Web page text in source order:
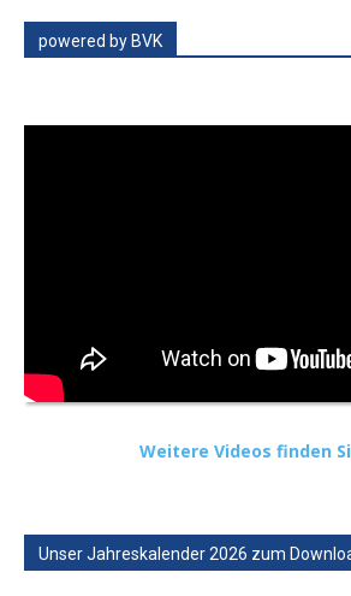
powered by BVK
Weitere Videos finden
Unser Jahreskalender 2026 zum